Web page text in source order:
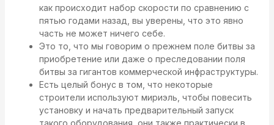
как происходит набор скорости по сравнению с
пятью годами назад, вы уверены, что это явно
часть не может ничего себе.
Это то, что мы говорим о прежнем поле битвы за
приобретение или даже о преследовании поля
битвы за гигантов коммерческой инфраструктуры.
Есть целый бонус в том, что некоторые
строители используют мириэль, чтобы повесить
установку и начать предварительный запуск
такого оборудования, они также практически в